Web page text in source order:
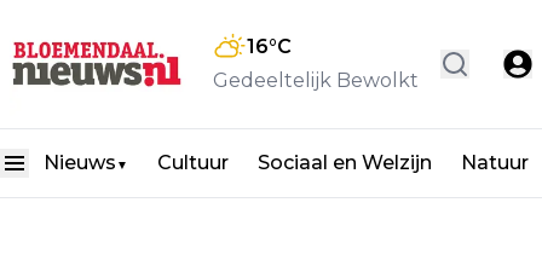
16°C
Gedeeltelijk Bewolkt
Nieuws ▼ Cultuur Sociaal en Welzijn Natuur